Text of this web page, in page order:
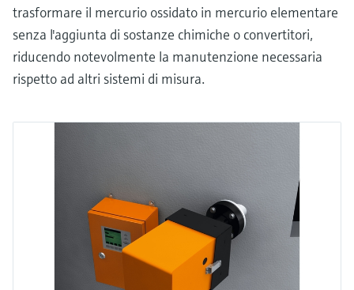
trasformare il mercurio ossidato in mercurio elementare
senza l'aggiunta di sostanze chimiche o convertitori,
riducendo notevolmente la manutenzione necessaria
rispetto ad altri sistemi di misura.